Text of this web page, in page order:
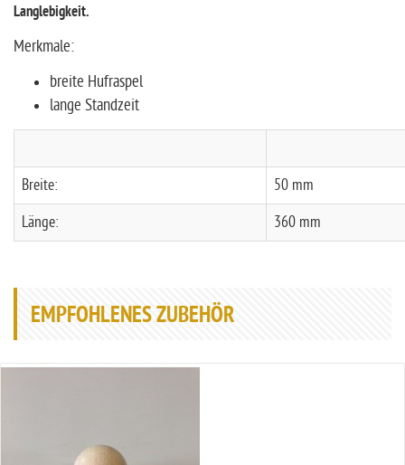
Langlebigkeit.
Merkmale:
breite Hufraspel
lange Standzeit
Breite: 50 mm
Länge: 360 mm
EMPFOHLENES ZUBEHÖR